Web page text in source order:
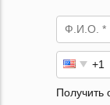
Получить